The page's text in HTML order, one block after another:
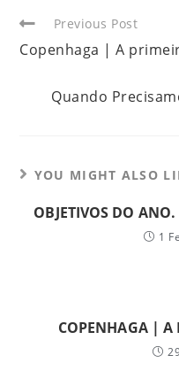
Previous Post
Copenhaga | A
Quando
YOU MIGHT ALSO
OBJETIVOS DO
1
COPENHAGA | A